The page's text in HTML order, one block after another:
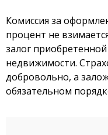
Комиссия за
процент не
залог
недвижимости.
добровольно, а
обязательном